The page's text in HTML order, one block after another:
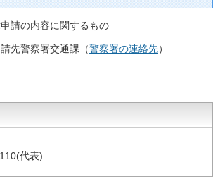
請の内容に関するもの
先警察署交通課（警察署の連絡先）
代表)